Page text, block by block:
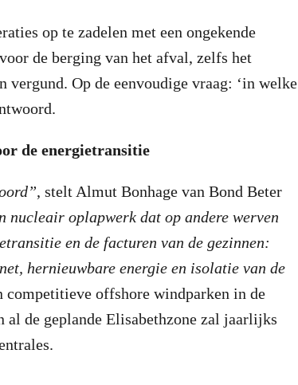
op te zadelen met een ongekende
de berging van het afval, zelfs het
vergund. Op de eenvoudige vraag: ‘in welke
de energietransitie
, stelt Almut Bonhage van Bond Beter
nucleair oplapwerk dat op andere werven
en de facturen van de gezinnen:
hernieuwbare energie en isolatie van de
competitieve offshore windparken in de
de geplande Elisabethzone zal jaarlijks